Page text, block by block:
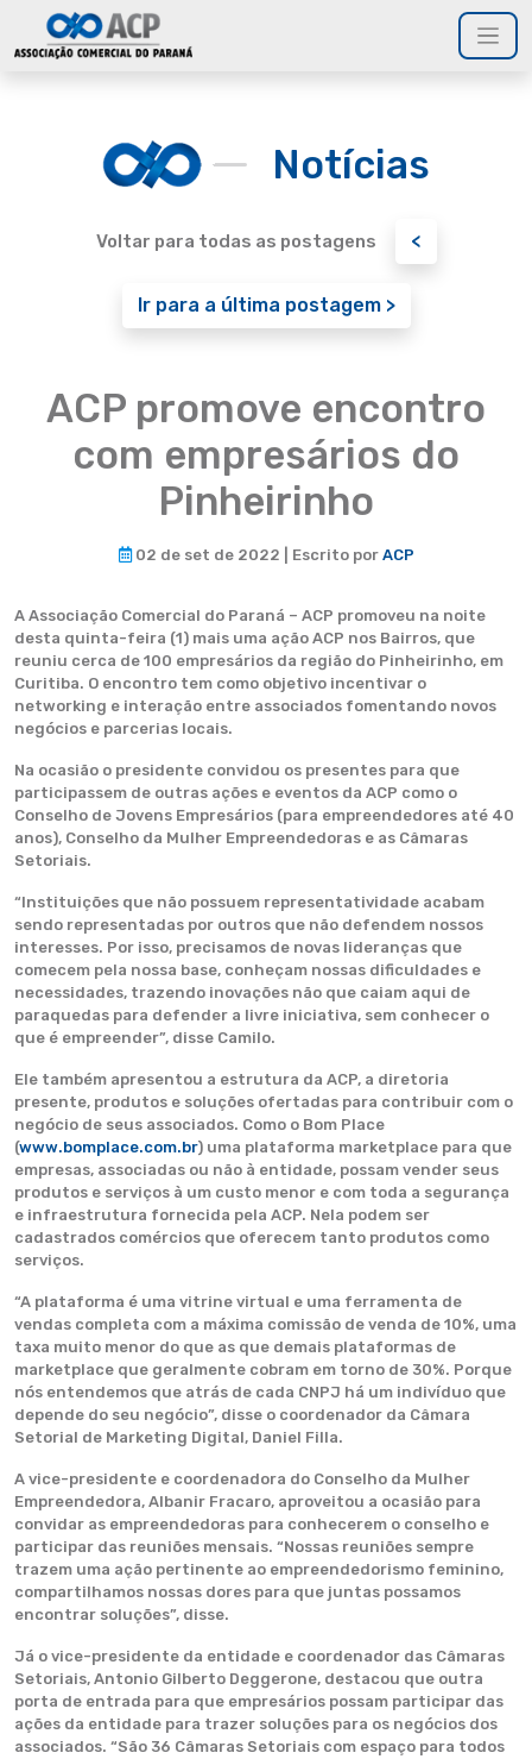
Notícias
Voltar para todas as postagens <
Ir para a última postagem >
ACP promove encontro
com empresários do
Pinheirinho
02 de set de 2022 | Escrito por ACP
A Associação Comercial do Paraná – ACP promoveu na noite
desta quinta-feira (1) mais uma ação ACP nos Bairros, que
reuniu cerca de 100 empresários da região do Pinheirinho, em
Curitiba. O encontro tem como objetivo incentivar o
networking e interação entre associados fomentando novos
negócios e parcerias locais.
Na ocasião o presidente convidou os presentes para que
participassem de outras ações e eventos da ACP como o
Conselho de Jovens Empresários (para empreendedores até 40
anos), Conselho da Mulher Empreendedoras e as Câmaras
Setoriais.
“Instituições que não possuem representatividade acabam
sendo representadas por outros que não defendem nossos
interesses. Por isso, precisamos de novas lideranças que
comecem pela nossa base, conheçam nossas dificuldades e
necessidades, trazendo inovações não que caiam aqui de
paraquedas para defender a livre iniciativa, sem conhecer o
que é empreender”, disse Camilo.
Ele também apresentou a estrutura da ACP, a diretoria
presente, produtos e soluções ofertadas para contribuir com o
negócio de seus associados. Como o Bom Place
(www.bomplace.com.br) uma plataforma marketplace para que
empresas, associadas ou não à entidade, possam vender seus
produtos e serviços à um custo menor e com toda a segurança
e infraestrutura fornecida pela ACP. Nela podem ser
cadastrados comércios que oferecem tanto produtos como
serviços.
“A plataforma é uma vitrine virtual e uma ferramenta de
vendas completa com a máxima comissão de venda de 10%, uma
taxa muito menor do que as que demais plataformas de
marketplace que geralmente cobram em torno de 30%. Porque
nós entendemos que atrás de cada CNPJ há um indivíduo que
depende do seu negócio”, disse o coordenador da Câmara
Setorial de Marketing Digital, Daniel Filla.
A vice-presidente e coordenadora do Conselho da Mulher
Empreendedora, Albanir Fracaro, aproveitou a ocasião para
convidar as empreendedoras para conhecerem o conselho e
participar das reuniões mensais. “Nossas reuniões sempre
trazem uma ação pertinente ao empreendedorismo feminino,
compartilhamos nossas dores para que juntas possamos
encontrar soluções”, disse.
Já o vice-presidente da entidade e coordenador das Câmaras
Setoriais, Antonio Gilberto Deggerone, destacou que outra
porta de entrada para que empresários possam participar das
ações da entidade para trazer soluções para os negócios dos
associados. “São 36 Câmaras Setoriais com espaço para todos